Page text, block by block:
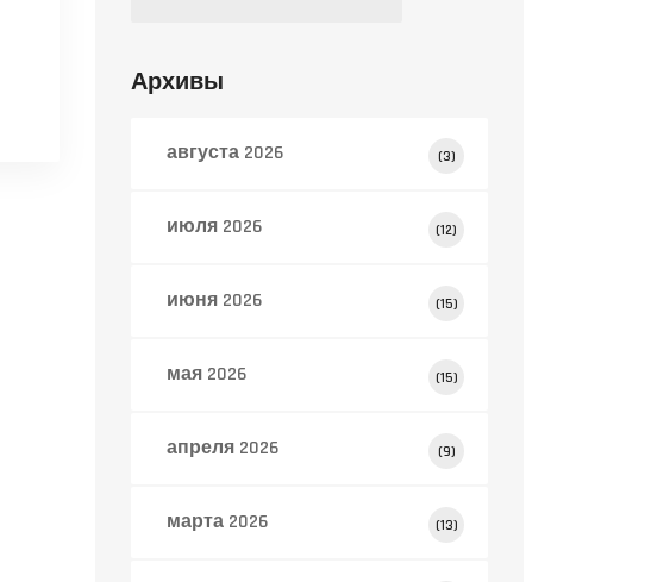
Архивы
августа 2026 (3)
июля 2026 (12)
июня 2026 (15)
мая 2026 (15)
апреля 2026 (9)
марта 2026 (13)